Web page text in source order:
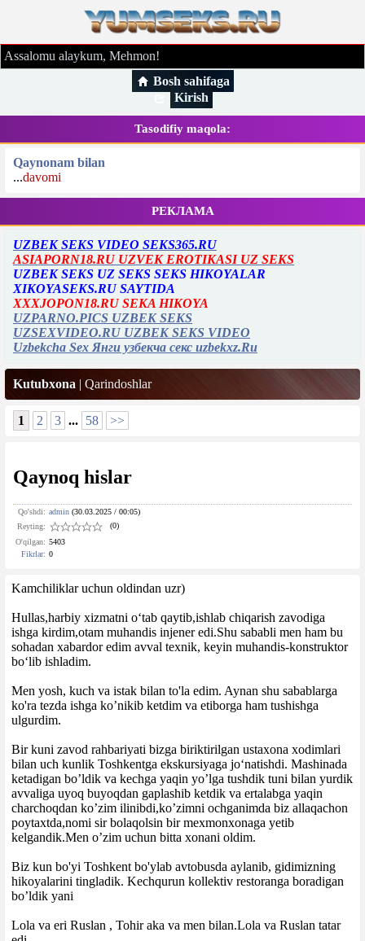
Assalomu alaykum, Mehmon!
Bosh sahifaga
Kirish
Tasodifiy maqola:
Qaynonam bilan
...davomi
РЕКЛАМА
UZBEK SEKS VIDEO SEKS365.RU
ASIAPORN18.RU UZVEK EROTIKASI UZ SEKS
UZBEK SEKS UZ SEKS SEKS HIKOYALAR
XIKOYASEKS.RU SAYTIDA
XXXJOPON18.RU SEKA HIKOYA
UZPARNO.PICS UZBEK SEKS
UZSEXVIDEO.RU UZBEK SEKS VIDEO
Uzbekcha Sex Янги узбекча секс uzbekxz.Ru
Kutubxona | Qarindoshlar
1 2 3 ... 58 >>
Qaynoq hislar
Qo'shdi: admin (30.03.2025 / 00:05)
Reyting:
(0)
O'qilgan: 5403
Fikrlar: 0
Kamchiliklar uchun oldindan uzr)
Hullas,harbiy xizmatni o‘tab qaytib,ishlab chiqarish zavodiga
ishga kirdim,otam muhandis injener edi.Shu sababli men ham bu
sohadan xabardor edim avval texnik, keyin muhandis-konstruktor
bo‘lib ishladim.
Men yosh, kuch va istak bilan to'la edim. Aynan shu sabablarga
ko'ra tezda ishga ko’nikib ketdim va etiborga ham tushishga
ulgurdim.
Bir kuni zavod rahbariyati bizga biriktirilgan ustaxona xodimlari
bilan uch kunlik Toshkentga ekskursiyaga jo‘natishdi. Mashinada
ketadigan bo’ldik va kechga yaqin yo’lga tushdik tuni bilan yurdik
avvaliga uyoq buyoqdan gaplashib ketdik va ertalabga yaqin
charchoqdan ko’zim ilinibdi,ko’zimni ochganimda biz allaqachon
poytaxtda,nomi sir bolaqolsin bir mexmonxonaga yetib
kelgandik.Men o’zim uchun bitta xonani oldim.
Biz kun bo'yi Toshkent bo'ylab avtobusda aylanib, gidimizning
hikoyalarini tingladik. Kechqurun kollektiv restoranga boradigan
bo’ldik yani
Lola va eri Ruslan , Tohir aka va men bilan.Lola va Ruslan tatar